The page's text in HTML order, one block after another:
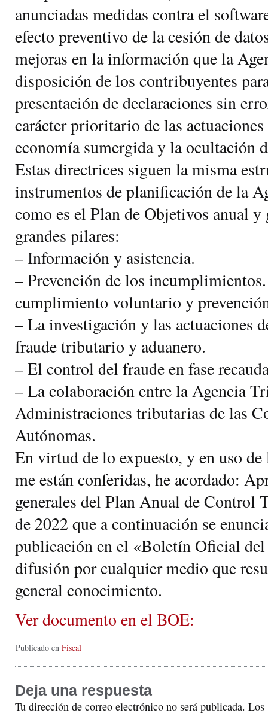
anunciadas medidas contra el
efecto preventivo de la cesión de
mejoras en la información que la
disposición de los contribuyentes
presentación de declaraciones sin
carácter prioritario de las
economía sumergida y la ocultación
Estas directrices siguen la misma
instrumentos de planificación de la
como es el Plan de Objetivos anual
grandes pilares:
– Información y asistencia.
– Prevención de los
cumplimiento voluntario y
– La investigación y las actuaciones
fraude tributario y aduanero.
– El control del fraude en fase
– La colaboración entre la Agencia
Administraciones tributarias de las
Autónomas.
En virtud de lo expuesto, y en uso
me están conferidas, he acordado:
generales del Plan Anual de Control
de 2022 que a continuación se
publicación en el «Boletín Oficial del
difusión por cualquier medio que
general conocimiento.
Ver documento en el BOE:
Publicado en Fiscal
Deja una respuesta
Tu dirección de correo electrónico no será publicada. Los